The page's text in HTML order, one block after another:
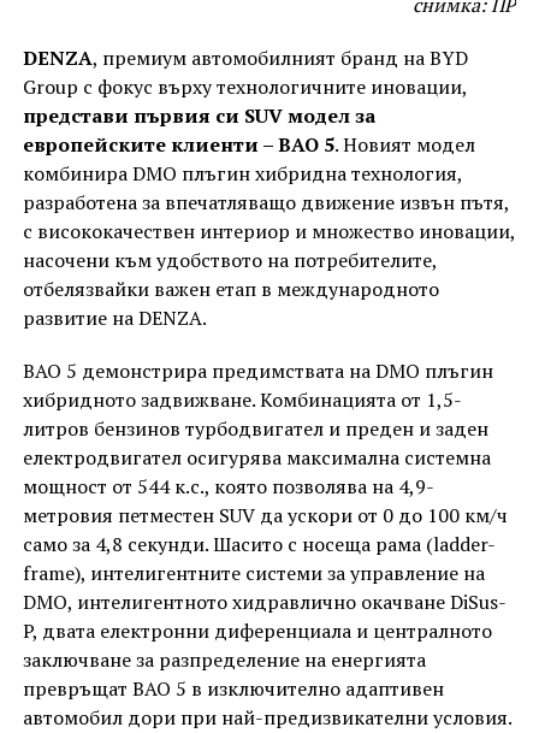
DENZA, премиум автомобилният бранд на BYD
Group с фокус върху технологичните иновации,
представи първия си SUV модел за
европейските клиенти – BAO 5. Новият модел
комбинира DMO плъгин хибридна технология,
разработена за впечатляващо движение извън пътя,
с висококачествен интериор и множество иновации,
насочени към удобството на потребителите,
отбелязвайки важен етап в международното
развитие на DENZA.
BAO 5 демонстрира предимствата на DMO плъгин
хибридното задвижване. Комбинацията от 1,5-
литров бензинов турбодвигател и преден и заден
електродвигател осигурява максимална системна
мощност от 544 к.с., която позволява на 4,9-
метровия петместен SUV да ускори от 0 до 100 км/ч
само за 4,8 секунди. Шасито с носеща рама (ladder-
frame), интелигентните системи за управление на
DMO, интелигентното хидравлично окачване DiSus-
P, двата електронни диференциала и централното
заключване за разпределение на енергията
превръщат BAO 5 в изключително адаптивен
автомобил дори при най-предизвикателни условия.